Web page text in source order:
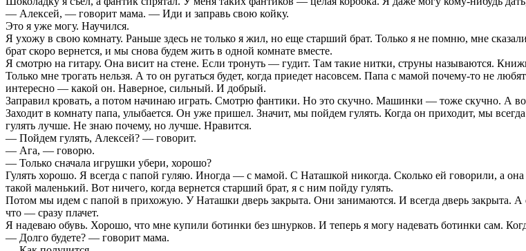
— Алексей, — говорит мама. — Иди и заправь свою койку.
Это я уже могу. Научился.
Я ухожу в свою комнату. Раньше здесь не только я жил, но еще старший брат. Только я не помню, мне
брат скоро вернется, и мы снова будем жить в одной комнате вместе.
Я смотрю на гитару. Она висит на стене. Если тронуть — гудит. Там такие нитки, струны называются.
Только мне трогать нельзя. А то он ругаться будет, когда приедет насовсем. Папа с мамой почему-то не
интересно — какой он. Наверное, сильный. И добрый.
Заправил кровать, а потом начинаю играть. Смотрю фантики. Но это скучно. Машинки — тоже скучно. А
Заходит в комнату папа, улыбается. Он уже пришел. Значит, мы пойдем гулять. Когда он приходит, мы
гулять лучше. Не знаю почему, но лучше. Нравится.
— Пойдем гулять, Алексей? — говорит.
— Ага, — говорю.
— Только сначала игрушки убери, хорошо?
Гулять хорошо. Я всегда с папой гуляю. Иногда — с мамой. С Наташкой никогда. Сколько ей говорили, а она
такой маленький. Вот ничего, когда вернется старший брат, я с ним пойду гулять.
Потом мы идем с папой в прихожую. У Наташки дверь закрыта. Они занимаются. И всегда дверь закрыта. А
что — сразу плачет.
Я надеваю обувь. Хорошо, что мне купили ботинки без шнурков. И теперь я могу надевать ботинки сам.
— Долго будете? — говорит мама.